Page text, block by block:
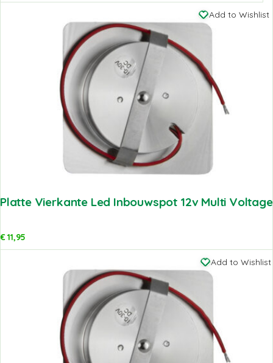
Add to Wishlist
Platte Vierkante Led Inbouwspot 12v Multi
€11,95
Add to Wishlist